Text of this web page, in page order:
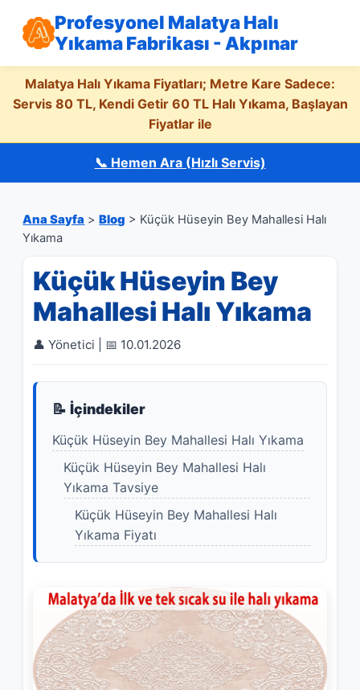
Profesyonel Malatya Halı
Yıkama Fabrikası - Akpınar
Malatya Halı Yıkama Fiyatları; Metre Kare Sadece:
Servis 80 TL, Kendi Getir 60 TL Halı Yıkama, Başlayan
Fiyatlar ile
📞 Hemen Ara (Hızlı Servis)
Ana Sayfa >Blog > Küçük Hüseyin Bey Mahallesi Halı
Yıkama
Küçük Hüseyin Bey
Mahallesi Halı Yıkama
👤 Yönetici | 📅 10.01.2026
📝 İçindekiler
Küçük Hüseyin Bey Mahallesi Halı Yıkama
Küçük Hüseyin Bey Mahallesi Halı
Yıkama Tavsiye
Küçük Hüseyin Bey Mahallesi Halı
Yıkama Fiyatı